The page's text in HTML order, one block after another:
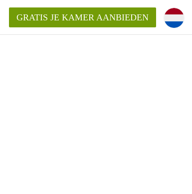
GRATIS JE KAMER AANBIEDEN